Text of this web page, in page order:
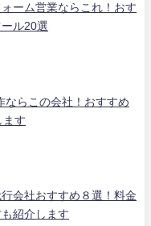
ーム営業ならこれ！おす
ル20選
ならこの会社！おすすめ
ます
会社おすすめ８選！料金
紹介します